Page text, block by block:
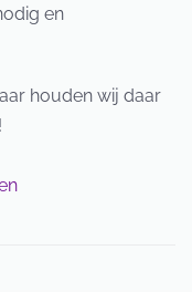
en
houden wij daar